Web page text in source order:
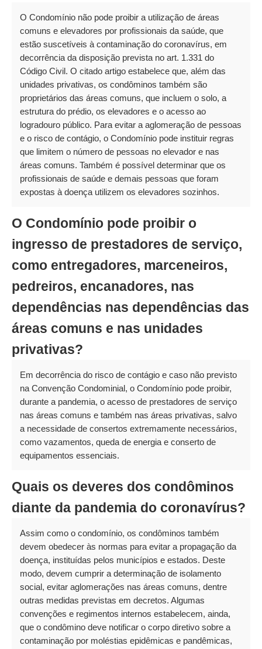
O Condomínio não pode proibir a utilização de áreas
comuns e elevadores por profissionais da saúde, que
estão suscetíveis à contaminação do coronavírus, em
decorrência da disposição prevista no art. 1.331 do
Código Civil. O citado artigo estabelece que, além das
unidades privativas, os condôminos também são
proprietários das áreas comuns, que incluem o solo, a
estrutura do prédio, os elevadores e o acesso ao
logradouro público. Para evitar a aglomeração de pessoas
e o risco de contágio, o Condomínio pode instituir regras
que limitem o número de pessoas no elevador e nas
áreas comuns. Também é possível determinar que os
profissionais de saúde e demais pessoas que foram
expostas à doença utilizem os elevadores sozinhos.
O Condomínio pode proibir o
ingresso de prestadores de serviço,
como entregadores, marceneiros,
pedreiros, encanadores, nas
dependências nas dependências das
áreas comuns e nas unidades
privativas?
Em decorrência do risco de contágio e caso não previsto
na Convenção Condominial, o Condomínio pode proibir,
durante a pandemia, o acesso de prestadores de serviço
nas áreas comuns e também nas áreas privativas, salvo
a necessidade de consertos extremamente necessários,
como vazamentos, queda de energia e conserto de
equipamentos essenciais.
Quais os deveres dos condôminos
diante da pandemia do coronavírus?
Assim como o condomínio, os condôminos também
devem obedecer às normas para evitar a propagação da
doença, instituídas pelos municípios e estados. Deste
modo, devem cumprir a determinação de isolamento
social, evitar aglomerações nas áreas comuns, dentre
outras medidas previstas em decretos. Algumas
convenções e regimentos internos estabelecem, ainda,
que o condômino deve notificar o corpo diretivo sobre a
contaminação por moléstias epidêmicas e pandêmicas,